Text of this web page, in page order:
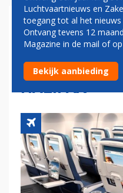
WESTJET
SCHIPHOL
HALIFAX
Luchtvaartnieuws en
toegang tot al het
Ontvang tevens 12
Magazine in de mail of
Bekijk aanbieding